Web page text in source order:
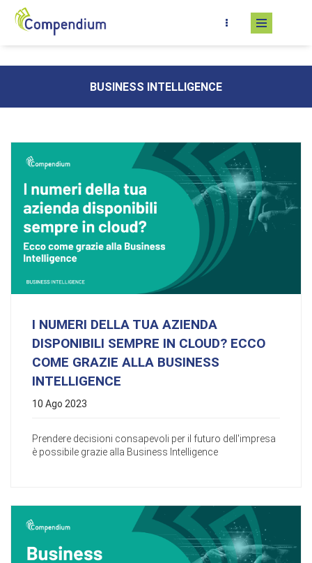
Salta al contenuto principale
BUSINESS INTELLIGENCE
I NUMERI DELLA TUA AZIENDA
DISPONIBILI SEMPRE IN CLOUD? ECCO
COME GRAZIE ALLA BUSINESS
INTELLIGENCE
10 Ago 2023
Prendere decisioni consapevoli per il futuro dell'impresa
è possibile grazie alla Business Intelligence